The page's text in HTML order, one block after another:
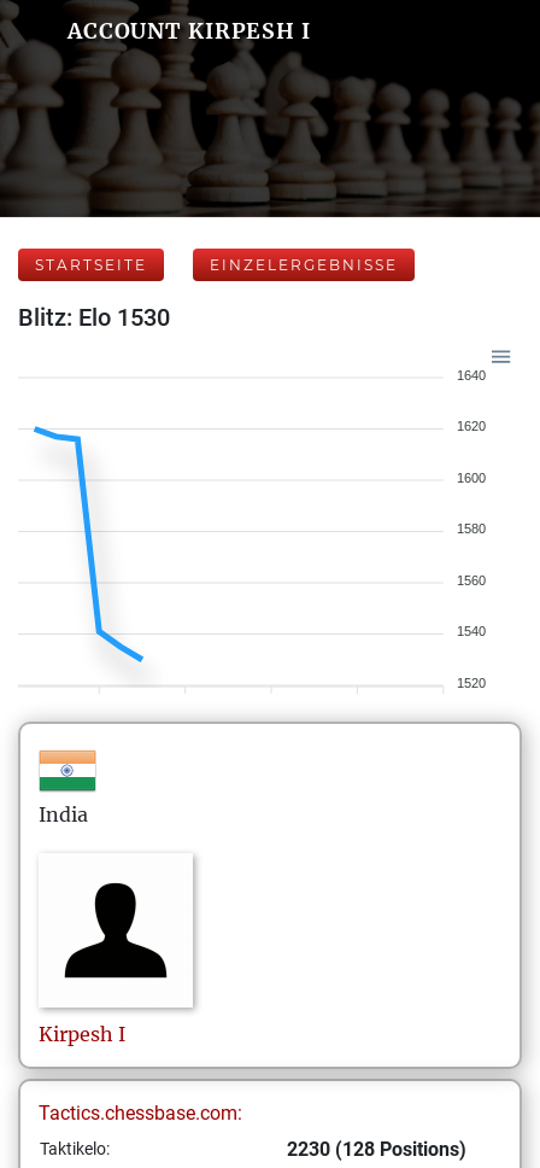
ACCOUNT KIRPESH I
STARTSEITE EINZELERGEBNISSE
Blitz: Elo 1530
1640
1620
1600
1580
1560
1540
1520
India
Kirpesh I
Tactics.chessbase.com:
Taktikelo: 2230 (128 Positions)